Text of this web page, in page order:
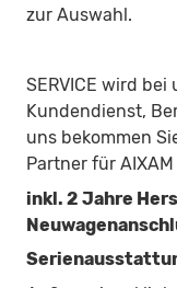
zur Auswahl.
SERVICE wird
Kundendienst,
uns bekommen
Partner für
inkl. 2 Jahre